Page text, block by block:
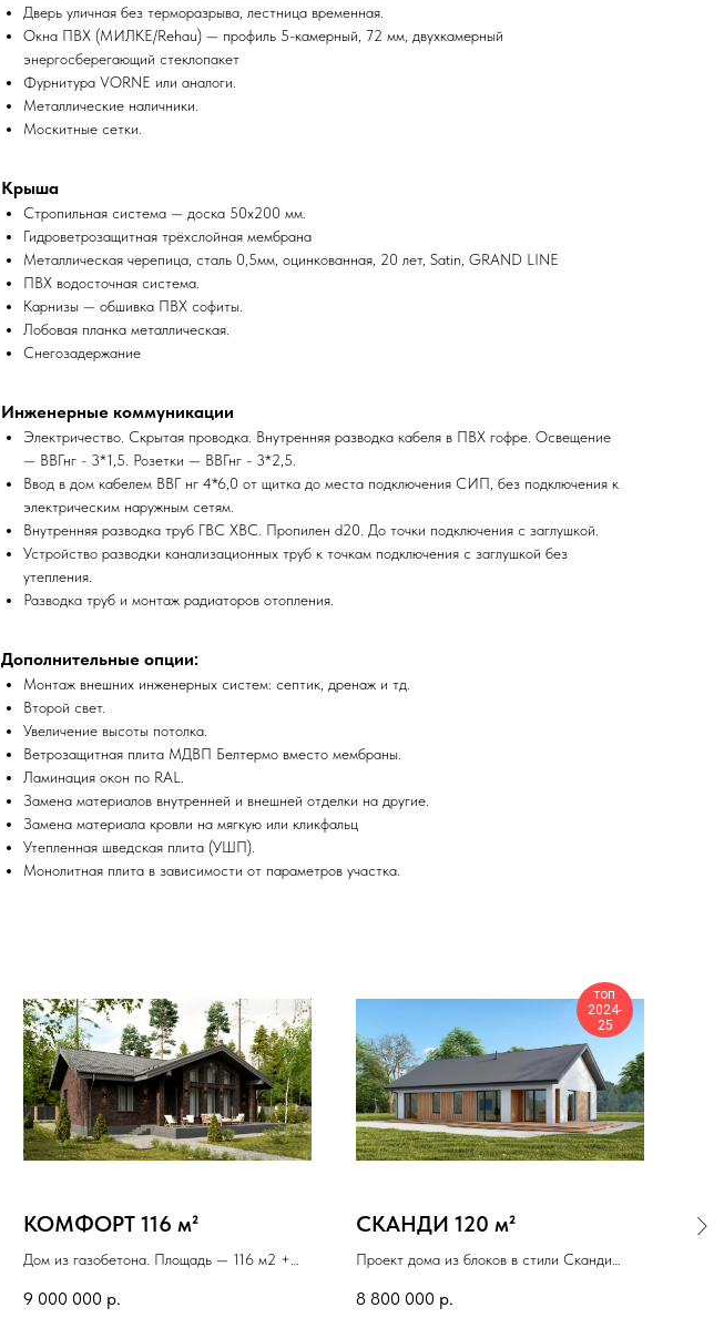
Дверь уличная без терморазрыва, лестница временная.
Окна ПВХ (МИЛКЕ/Rehau) — профиль 5-камерный, 72 мм, двухкамерный
энергосберегающий стеклопакет
Фурнитура VORNE или аналоги.
Металлические наличники.
Москитные сетки.
Крыша
Стропильная система — доска 50х200 мм.
Гидроветрозащитная трёхслойная мембрана
Металлическая черепица, сталь 0,5мм, оцинкованная, 20 лет, Satin, GRAND LINE
ПВХ водосточная система.
Карнизы — обшивка ПВХ софиты.
Лобовая планка металлическая.
Снегозадержание
Инженерные коммуникации
Электричество. Скрытая проводка. Внутренняя разводка кабеля в ПВХ гофре. Освещение
— ВВГнг - 3*1,5. Розетки — ВВГнг - 3*2,5.
Ввод в дом кабелем ВВГ нг 4*6,0 от щитка до места подключения СИП, без подключения к
электрическим наружным сетям.
Внутренняя разводка труб ГВС ХВС. Пропилен d20. До точки подключения с заглушкой.
Устройство разводки канализационных труб к точкам подключения с заглушкой без
утепления.
Разводка труб и монтаж радиаторов отопления.
Дополнительные опции:
Монтаж внешних инженерных систем: септик, дренаж и тд.
Второй свет.
Увеличение высоты потолка.
Ветрозащитная плита МДВП Белтермо вместо мембраны.
Ламинация окон по RAL.
Замена материалов внутренней и внешней отделки на другие.
Замена материала кровли на мягкую или кликфальц
Утепленная шведская плита (УШП).
Монолитная плита в зависимости от параметров участка.
КОМФОРТ 116 м²
Дом из газобетона. Площадь — 116 м2 +
Изюминка проекта — мастер-спальня и
9 000 000 р.
топ
2024-
25
СКАНДИ 120 м²
Проект дома из блоков в стили Сканди
8 800 000 р.